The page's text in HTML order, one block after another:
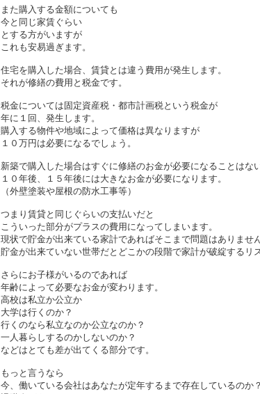
また購入する金額についても
今と同じ家賃ぐらい
とする方がいますが
これも安易過ぎます。
住宅を購入した場合、賃貸とは違う費用が発生します。
それが修繕の費用と税金です。
税金については固定資産税・都市計画税という税金が
年に１回、発生します。
購入する物件や地域によって価格は異なりますが
１０万円は必要になるでしょう。
新築で購入した場合はすぐに修繕のお金が必要になることはな
１０年後、１５年後には大きなお金が必要になります。
（外壁塗装や屋根の防水工事等）
つまり賃貸と同じぐらいの支払いだと
こういった部分がプラスの費用になってしまいます。
現状で貯金が出来ている家計であればそこまで問題はありませ
貯金が出来ていない世帯だとどこかの段階で家計が破綻するリ
さらにお子様がいるのであれば
年齢によって必要なお金が変わります。
高校は私立か公立か
大学は行くのか？
行くのなら私立なのか公立なのか？
一人暮らしするのかしないのか？
などはとても差が出てくる部分です。
もっと言うなら
今、働いている会社はあなたが定年するまで存在しているのか？